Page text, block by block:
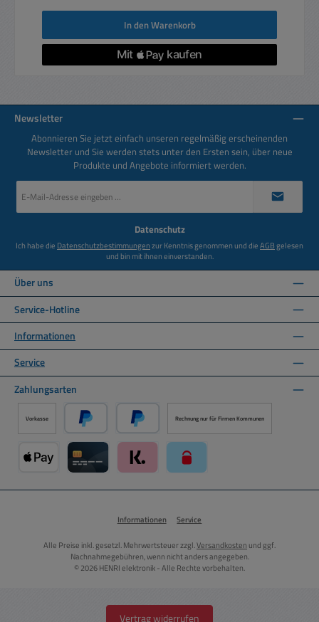
In den Warenkorb
Newsletter
Abonnieren Sie jetzt einfach unseren regelmäßig erscheinenden
Newsletter und Sie werden stets unter den Ersten sein, über neue
Produkte und Angebote informiert werden.
Mail-
Datenschutz
Ich habe die Datenschutzbestimmungenzur Kenntnis genommen und dieAGBgelesen
und bin mit ihnen einverstanden.
Über uns
Service-Hotline
Informationen
Service
Zahlungsarten
Vorkasse
PayPal Später Bezahlen über PayPal
Rechnung nur für Firmen Kommunen
Informationen Service
Alle Preise inkl. gesetzl. Mehrwertsteuer zzgl.Versandkosten und ggf.
Nachnahmegebühren, wenn nicht anders angegeben.
© 2026 HENRI elektronik - Alle Rechte vorbehalten.
Vertrag widerrufen